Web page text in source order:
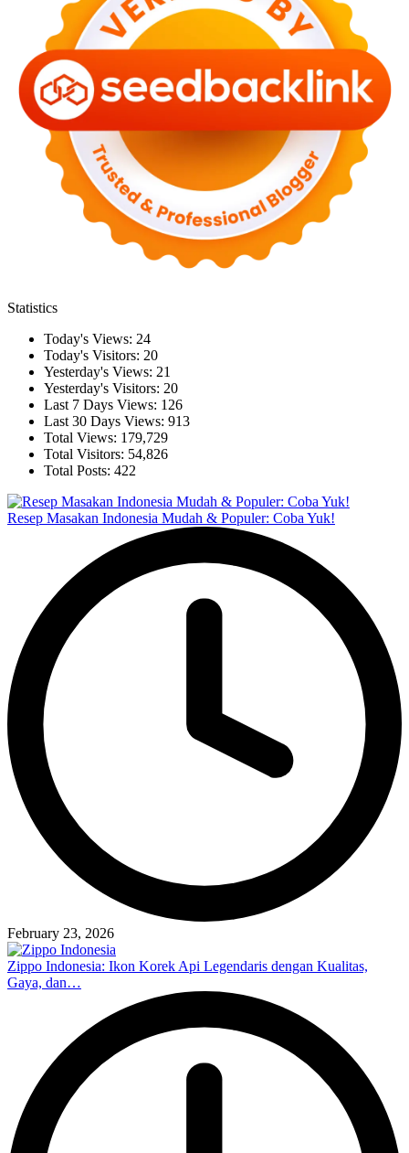
Statistics
Today's Views: 24
Today's Visitors: 20
Yesterday's Views: 21
Yesterday's Visitors: 20
Last 7 Days Views: 126
Last 30 Days Views: 913
Total Views: 179,729
Total Visitors: 54,826
Total Posts: 422
Resep Masakan Indonesia Mudah & Populer: Coba Yuk!
February 23, 2026
Zippo Indonesia: Ikon Korek Api Legendaris dengan Kualitas,
Gaya, dan…